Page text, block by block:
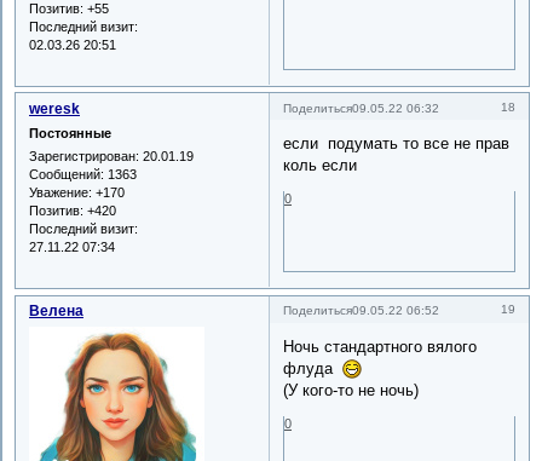
Позитив: +55
Последний визит:
02.03.26 20:51
Поделиться 18
09.05.22 06:32
weresk
Постоянные
Зарегистрирован: 20.01.19
Сообщений: 1363
Уважение: +170
Позитив: +420
Последний визит:
27.11.22 07:34
если подумать то все не прав
коль если
0
Поделиться 19
09.05.22 06:52
Велена
Ночь стандартного вялого
флуда
(У кого-то не ночь)
0